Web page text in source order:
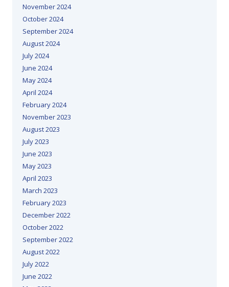
November 2024
October 2024
September 2024
August 2024
July 2024
June 2024
May 2024
April 2024
February 2024
November 2023
August 2023
July 2023
June 2023
May 2023
April 2023
March 2023
February 2023
December 2022
October 2022
September 2022
August 2022
July 2022
June 2022